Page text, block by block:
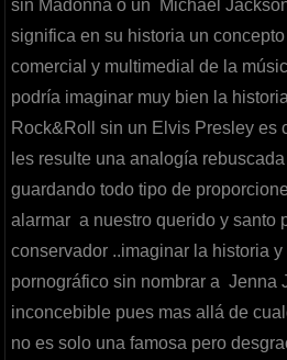
sin Madonna o un Michael
significa en su historia un
comercial y multimedial de la
podría imaginar muy bien la
Rock&Roll sin un Elvis Presley es
les resulte una analogía
guardando todo tipo de
alarmar a nuestro querido y santo
conservador ..imaginar la historia
pornográfico sin nombrar a Jenna
inconcebible pues mas allá de
no es solo una famosa pero